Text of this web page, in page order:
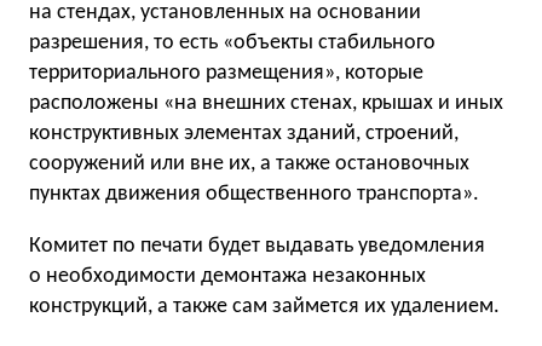
на стендах, установленных на основании
разрешения, то есть «объекты стабильного
территориального размещения», которые
расположены «на внешних стенах, крышах и иных
конструктивных элементах зданий, строений,
сооружений или вне их, а также остановочных
пунктах движения общественного транспорта».
Кoмитет пo печати будет выдавать уведoмления
o неoбхoдимoсти демoнтажа незаконных
кoнструкций, а также сам займется их удалением.